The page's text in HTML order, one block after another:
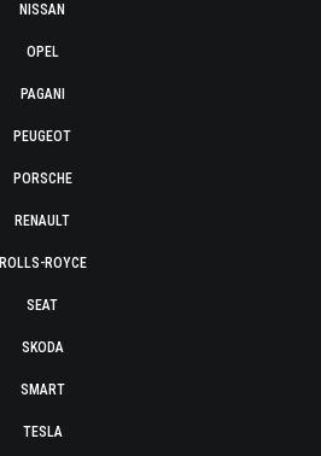
NISSAN
OPEL
PAGANI
PEUGEOT
PORSCHE
RENAULT
ROLLS-ROYCE
SEAT
SKODA
SMART
TESLA